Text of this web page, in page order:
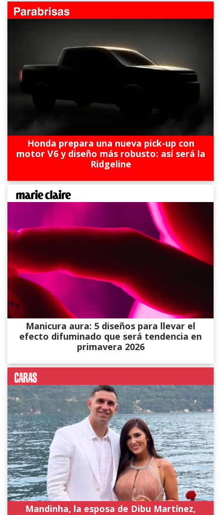
Honda prepara una nueva pick-up con
motor V6 y diseño más robusto: así será la
Ridgeline
Manicura aura: 5 diseños para llevar el
efecto difuminado que será tendencia en
primavera 2026
Mandinha, la esposa de Dibu Martínez,